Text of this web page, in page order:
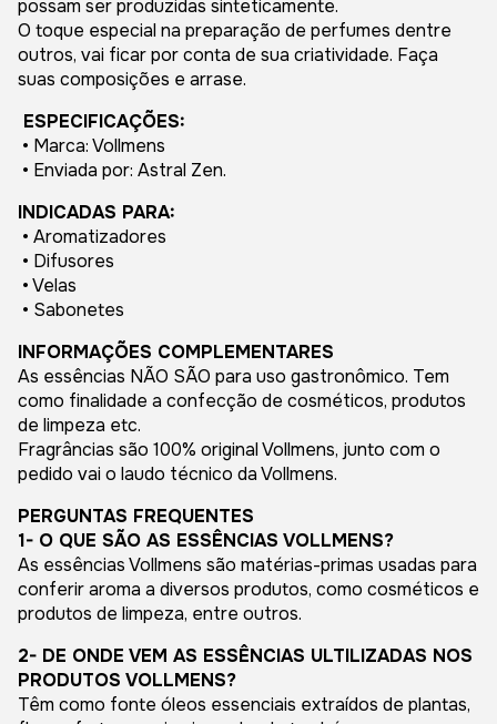
possam ser produzidas sinteticamente.
O toque especial na preparação de perfumes dentre
outros, vai ficar por conta de sua criatividade. Faça
suas composições e arrase.
ESPECIFICAÇÕES:
• Marca: Vollmens
• Enviada por: Astral Zen.
INDICADAS PARA:
• Aromatizadores
• Difusores
• Velas
• Sabonetes
INFORMAÇÕES COMPLEMENTARES
As essências NÃO SÃO para uso gastronômico. Tem
como finalidade a confecção de cosméticos, produtos
de limpeza etc.
Fragrâncias são 100% original Vollmens, junto com o
pedido vai o laudo técnico da Vollmens.
PERGUNTAS FREQUENTES
1- O QUE SÃO AS ESSÊNCIAS VOLLMENS?
As essências Vollmens são matérias-primas usadas para
conferir aroma a diversos produtos, como cosméticos e
produtos de limpeza, entre outros.
2- DE ONDE VEM AS ESSÊNCIAS ULTILIZADAS NOS
PRODUTOS VOLLMENS?
Têm como fonte óleos essenciais extraídos de plantas,